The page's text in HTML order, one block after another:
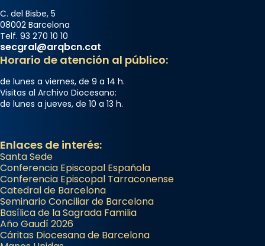
C. del Bisbe, 5
08002 Barcelona
Telf. 93 270 10 10
secgral@arqbcn.cat
Horario de atención al público:
de lunes a viernes, de 9 a 14 h.
Visitas al Archivo Diocesano:
de lunes a jueves, de 10 a 13 h.
Enlaces de interés:
Santa Sede
Conferencia Episcopal Española
Conferencia Episcopal Tarraconense
Catedral de Barcelona
Seminario Conciliar de Barcelona
Basílica de la Sagrada Familia
Año Gaudí 2026
Cáritas Diocesana de Barcelona